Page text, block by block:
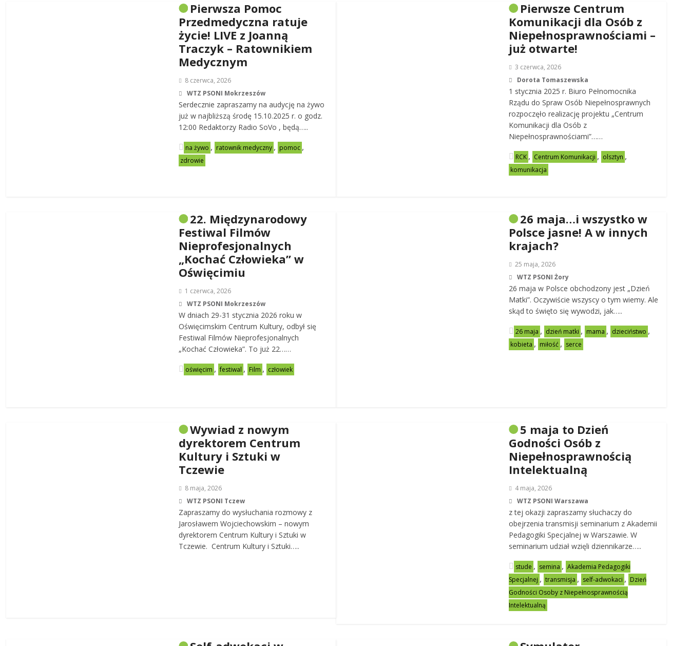
Pierwsza Pomoc
Przedmedyczna ratuje
życie! LIVE z Joanną
Traczyk – Ratownikiem
Medycznym
8 czerwca, 2026
WTZ PSONI Mokrzeszów
Serdecznie zapraszamy na audycję na żywo
już w najbliższą środę 15.10.2025 r. o godz.
12:00 Redaktorzy Radio SoVo , będą…..
na żywo , ratownik medyczny , pomoc ,
zdrowie
Pierwsze Centrum
Komunikacji dla Osób z
Niepełnosprawnościami –
już otwarte!
3 czerwca, 2026
Dorota Tomaszewska
1 stycznia 2025 r. Biuro Pełnomocnika
Rządu do Spraw Osób Niepełnosprawnych
rozpoczęło realizację projektu „Centrum
Komunikacji dla Osób z
Niepełnosprawnościami”……
RCK , Centrum Komunikacji , olsztyn ,
komunikacja
22. Międzynarodowy
Festiwal Filmów
Nieprofesjonalnych
„Kochać Człowieka” w
Oświęcimiu
1 czerwca, 2026
WTZ PSONI Mokrzeszów
W dniach 29-31 stycznia 2026 roku w
Oświęcimskim Centrum Kultury, odbył się
Festiwal Filmów Nieprofesjonalnych
„Kochać Człowieka”. To już 22……
oświęcim , festiwal , Film , człowiek
26 maja…i wszystko w
Polsce jasne! A w innych
krajach?
25 maja, 2026
WTZ PSONI Żory
26 maja w Polsce obchodzony jest „Dzień
Matki”. Oczywiście wszyscy o tym wiemy. Ale
skąd to święto się wywodzi, jak…..
26 maja , dzień matki , mama , dzieciństwo ,
kobieta , miłość , serce
Wywiad z nowym
dyrektorem Centrum
Kultury i Sztuki w
Tczewie
8 maja, 2026
WTZ PSONI Tczew
Zapraszamy do wysłuchania rozmowy z
Jarosławem Wojciechowskim – nowym
dyrektorem Centrum Kultury i Sztuki w
Tczewie. Centrum Kultury i Sztuki…..
5 maja to Dzień
Godności Osób z
Niepełnosprawnością
Intelektualną
4 maja, 2026
WTZ PSONI Warszawa
z tej okazji zapraszamy słuchaczy do
obejrzenia transmisji seminarium z Akademii
Pedagogiki Specjalnej w Warszawie. W
seminarium udział wzięli dziennikarze…..
stude , semina , Akademia Pedagogiki
Specjalnej , transmisja , self-adwokaci , Dzień
Godności Osoby z Niepełnosprawnością
Intelektualną